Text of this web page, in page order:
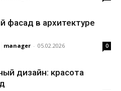
фасад в архитектуре
manager - 05.02.2026 0
дизайн: красота